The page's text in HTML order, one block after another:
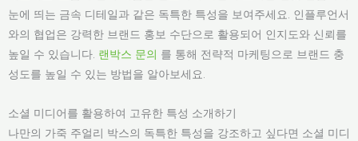
눈에 띄는 금속 디테일과 같은 독특한 특성을 보여주세요. 인플루언서
와의 협업은 강력한 브랜드 홍보 수단으로 활용되어 인지도와 신뢰를
높일 수 있습니다. 랜박스 문의 를 통해 전략적 마케팅으로 브랜드 충
성도를 높일 수 있는 방법을 알아보세요.
소셜 미디어를 활용하여 고유한 특성 소개하기
나만의 가죽 주얼리 박스의 독특한 특성을 강조하고 싶다면 소셜 미디